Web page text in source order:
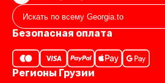
Безопасная оплата
Регионы Грузии